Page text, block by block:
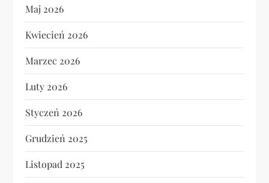
Maj 2026
Kwiecień 2026
Marzec 2026
Luty 2026
Styczeń 2026
Grudzień 2025
Listopad 2025